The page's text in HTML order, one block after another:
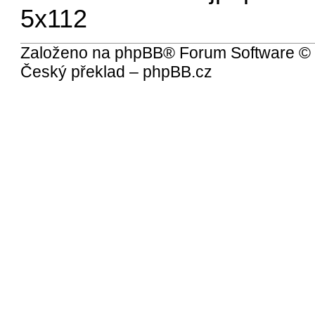
5x112
Založeno na phpBB® Forum Software ©
Český překlad – phpBB.cz